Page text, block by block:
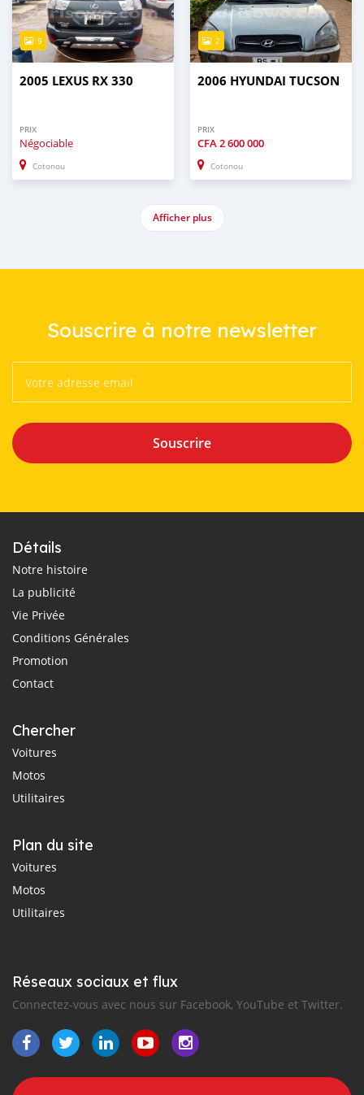
9
2005 LEXUS RX 330
PRIX
Négociable
Cotonou
2
2006 HYUNDAI TUCSON
PRIX
CFA2 600 000
Cotonou
Afficher plus
Souscrire à notre newsletter
Souscrire
Détails
Notre histoire
La publicité
Vie Privée
Conditions Générales
Promotion
Contact
Chercher
Voitures
Motos
Utilitaires
Plan du site
Voitures
Motos
Utilitaires
Réseaux sociaux et flux
Connectez-vous avec nous sur Facebook, YouTube et Twitter.